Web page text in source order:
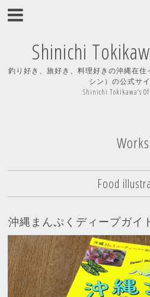
Shinichi
釣り好き、旅好き、料理好きの沖縄在
シン）の公式サイ
Shinichi Tokikawa’s
Works
Food
沖縄まんぷくディープガイ